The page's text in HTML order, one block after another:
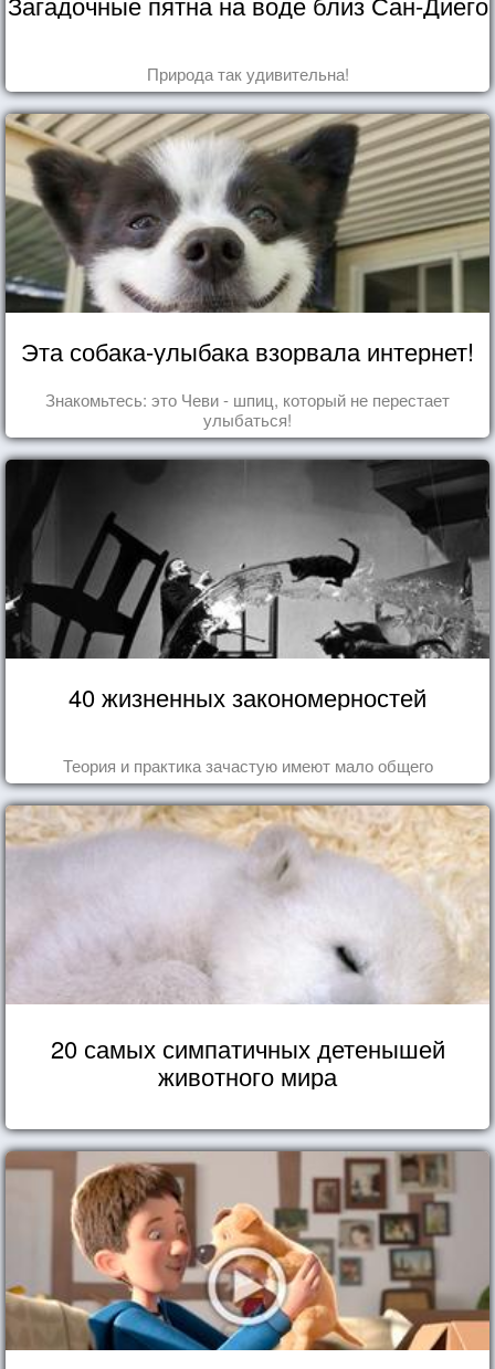
Природа так удивительна!
Эта собака-улыбака взорвала интернет!
Знакомьтесь: это Чеви - шпиц, который не перестает
улыбаться!
40 жизненных закономерностей
Теория и практика зачастую имеют мало общего
20 самых симпатичных детенышей
животного мира